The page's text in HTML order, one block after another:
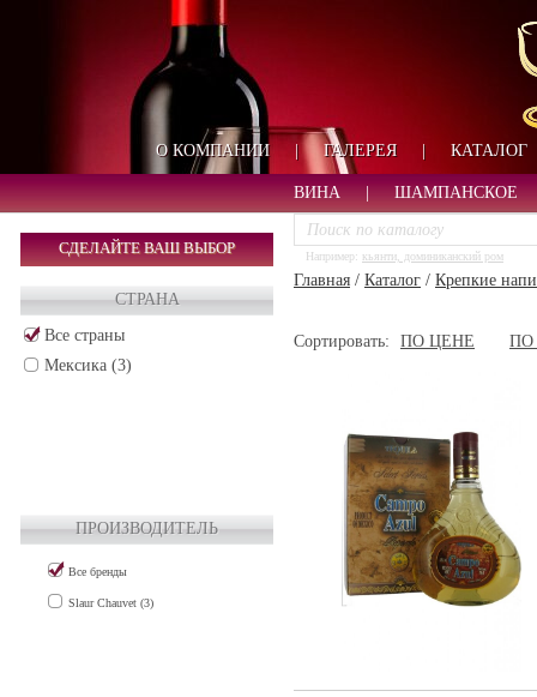
О КОМПАНИИ | ГАЛЕРЕЯ | КАТАЛОГ
ВИНА ШАМПАНСКОЕ
СДЕЛАЙТЕ ВАШ ВЫБОР
СТРАНА
Все страны
Мексика (3)
ПРОИЗВОДИТЕЛЬ
Все бренды
Slaur Chauvet (3)
Например: кьянти, доминиканский ром
Главная / Каталог / Крепкие
Сортировать: ПО ЦЕНЕ ПО